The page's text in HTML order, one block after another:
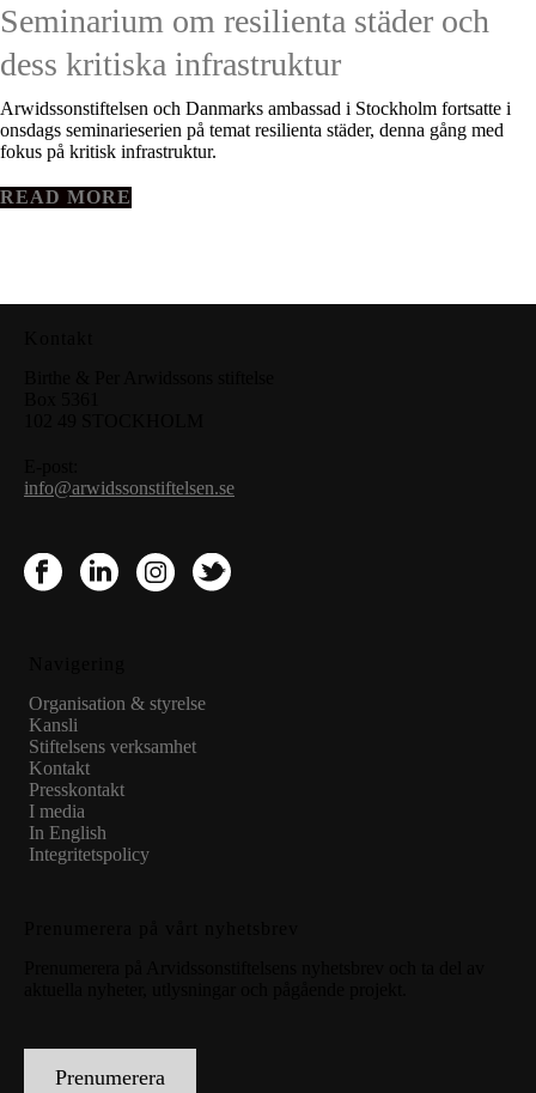
Seminarium om resilienta städer och
dess kritiska infrastruktur
Arwidssonstiftelsen och Danmarks ambassad i Stockholm fortsatte i
onsdags seminarieserien på temat resilienta städer, denna gång med
fokus på kritisk infrastruktur.
READ MORE
info@arwidssonstiftelsen.se
Organisation & styrelse
Kansli
Stiftelsens verksamhet
Kontakt
Presskontakt
I media
In English
Integritetspolicy
Prenumerera